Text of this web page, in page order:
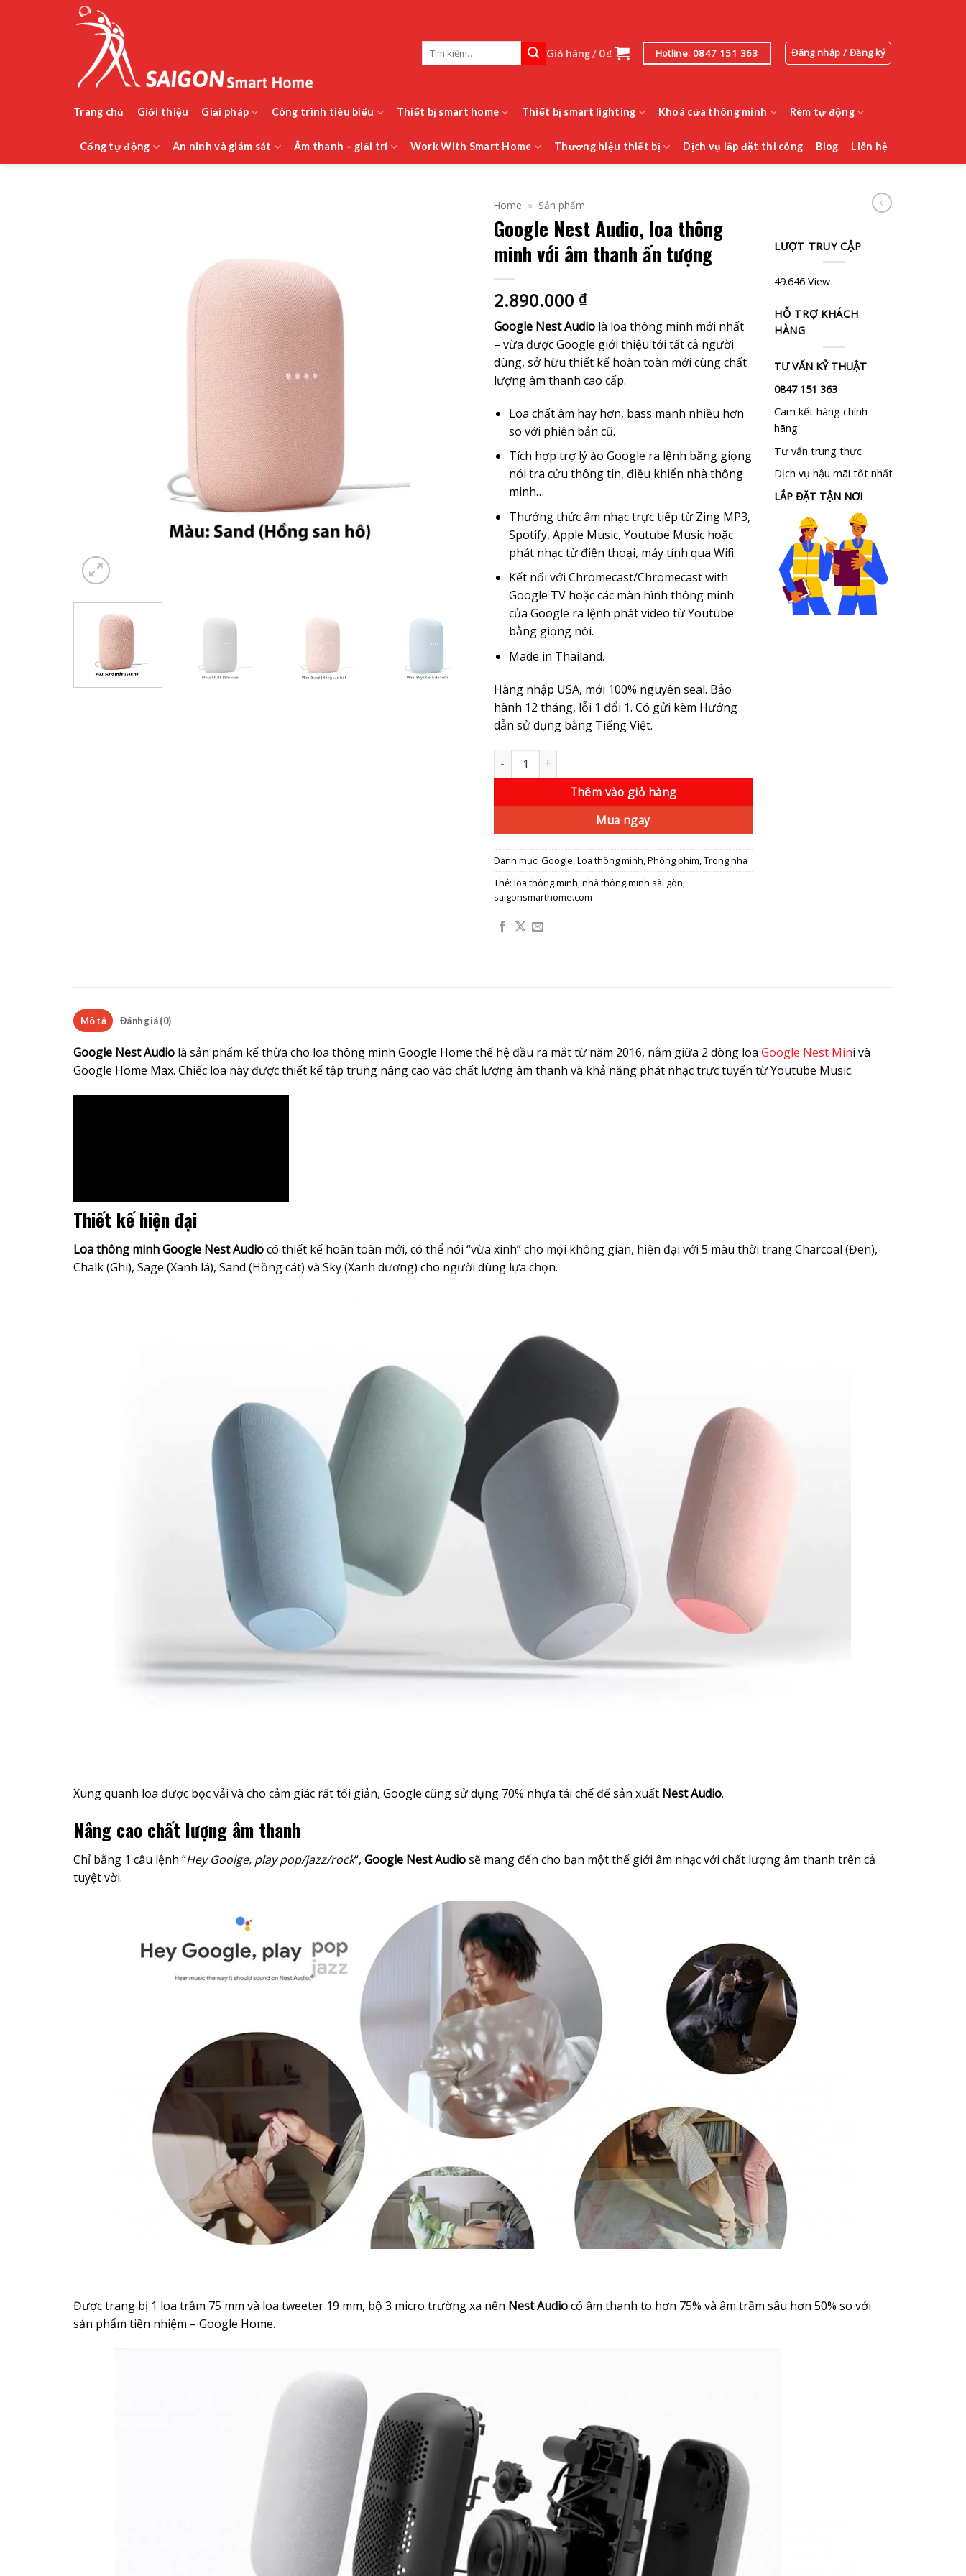
Tìm
Giỏ hàng / 0₫ Hotline: 0847 151 363 Đăng nhập / Đăng ký
Trang chủ Giới thiệu Giải pháp Công trình tiêu biểu Thiết bị smart home Thiết bị smart lighting Khoá cửa thông minh Rèm tự động
Cổng tự động An ninh và giám sát Âm thanh – giải trí Work With Smart Home Thương hiệu thiết bị Dịch vụ lắp đặt thi công Blog Liên hệ
Home » Sản phẩm
Google Nest Audio, loa thông
minh với âm thanh ấn tượng
2.890.000 ₫
Google Nest Audio là loa thông minh mới nhất
– vừa được Google giới thiệu tới tất cả người
dùng, sở hữu thiết kế hoàn toàn mới cùng chất
lượng âm thanh cao cấp.
Loa chất âm hay hơn, bass mạnh nhiều hơn
so với phiên bản cũ.
Tích hợp trợ lý ảo Google ra lệnh bằng giọng
nói tra cứu thông tin, điều khiển nhà thông
minh…
Thưởng thức âm nhạc trực tiếp từ Zing MP3,
Spotify, Apple Music, Youtube Music hoặc
phát nhạc từ điện thoại, máy tính qua Wifi.
Kết nối với Chromecast/Chromecast with
Google TV hoặc các màn hình thông minh
của Google ra lệnh phát video từ Youtube
bằng giọng nói.
Made in Thailand.
Hàng nhập USA, mới 100% nguyên seal. Bảo
hành 12 tháng, lỗi 1 đổi 1. Có gửi kèm Hướng
dẫn sử dụng bằng Tiếng Việt.
Google Nest Audio, loa thông minh với âm thanh ấn tượng số lượng
Thêm vào giỏ hàng
Mua ngay
Danh mục: Google,Loa thông minh,Phòng phim,Trong nhà
Thẻ: loa thông minh,nhà thông minh sài gòn,
saigonsmarthome.com
LƯỢT TRUY CẬP
49.646 View
HỖ TRỢ KHÁCH
HÀNG
TƯ VẤN KỶ THUẬT
0847 151 363
Cam kết hàng chính
hãng
Tư vấn trung thực
Dịch vụ hậu mãi tốt nhất
LẮP ĐẶT TẬN NƠI
Mô tả Đánh giá (0)
Google Nest Audio là sản phẩm kế thừa cho loa thông minh Google Home thế hệ đầu ra mắt từ năm 2016, nằm giữa 2 dòng loa Google Nest Mini và
Google Home Max. Chiếc loa này được thiết kế tập trung nâng cao vào chất lượng âm thanh và khả năng phát nhạc trực tuyến từ Youtube Music.
Thiết kế hiện đại
Loa thông minh Google Nest Audiocó thiết kế hoàn toàn mới, có thể nói “vừa xinh” cho mọi không gian, hiện đại với 5 màu thời trang Charcoal (Đen),
Chalk (Ghi), Sage (Xanh lá), Sand (Hồng cát) và Sky (Xanh dương) cho người dùng lựa chọn.
Xung quanh loa được bọc vải và cho cảm giác rất tối giản, Google cũng sử dụng 70% nhựa tái chế để sản xuất Nest Audio.
Nâng cao chất lượng âm thanh
Chỉ bằng 1 câu lệnh “Hey Goolge, play pop/jazz/rock“, Google Nest Audiosẽ mang đến cho bạn một thế giới âm nhạc với chất lượng âm thanh trên cả
tuyệt vời.
Được trang bị 1 loa trầm 75 mm và loa tweeter 19 mm, bộ 3 micro trường xa nên Nest Audiocó âm thanh to hơn 75% và âm trầm sâu hơn 50% so với
sản phẩm tiền nhiệm – Google Home.